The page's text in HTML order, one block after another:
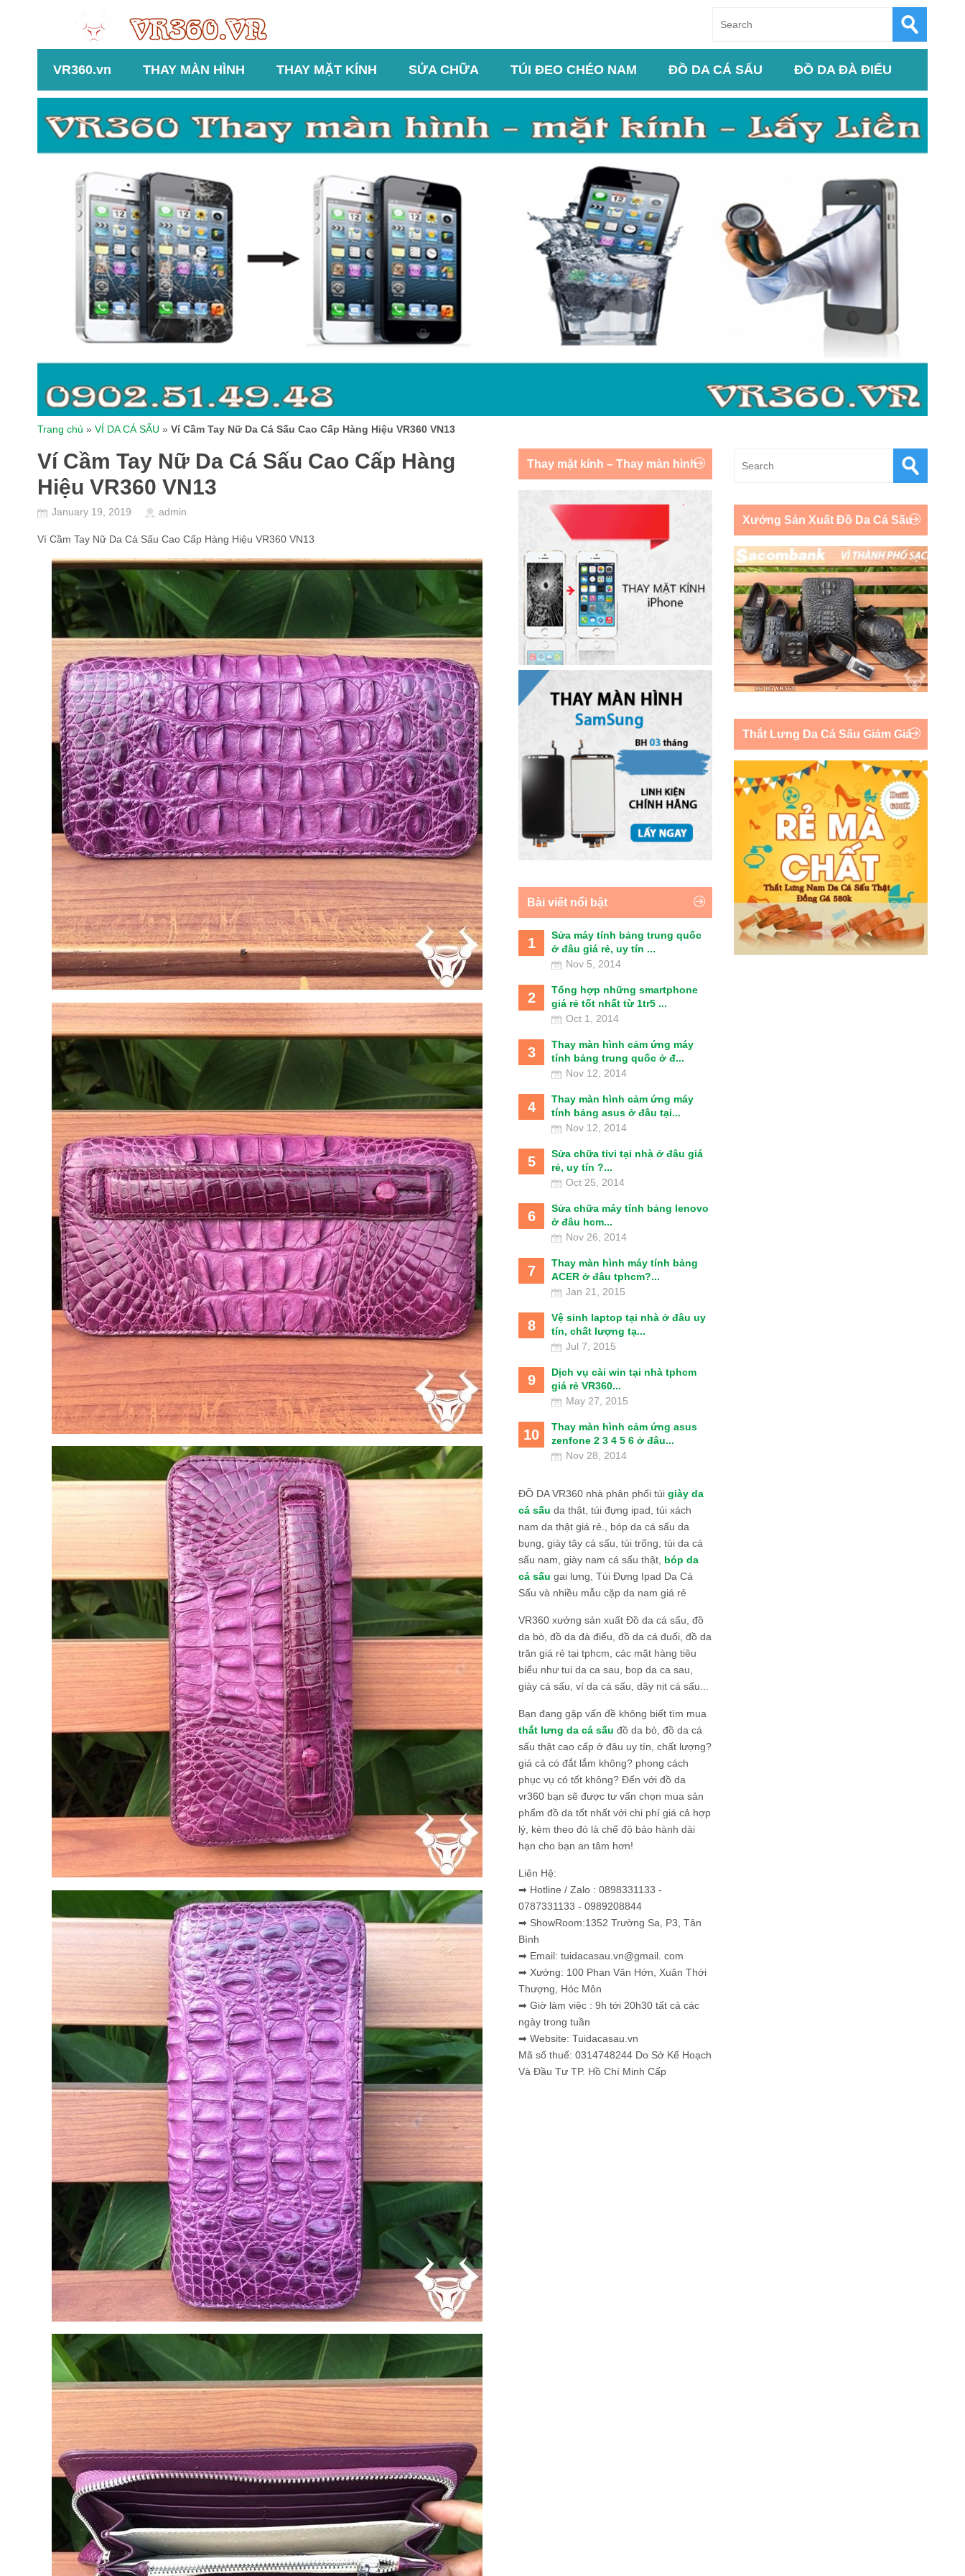
VR360.vn THAY MÀN HÌNH THAY MẶT KÍNH SỬA CHỮA TÚI ĐEO CHÉO NAM ĐỒ DA CÁ SẤU ĐỒ DA ĐÀ ĐIỂU
Trang chủ » VÍ DA CÁ SẤU » Ví Cầm Tay Nữ Da Cá Sấu Cao Cấp Hàng Hiệu VR360 VN13
Ví Cầm Tay Nữ Da Cá Sấu Cao Cấp Hàng
Hiệu VR360 VN13
January 19, 2019 admin
Ví Cầm Tay Nữ Da Cá Sấu Cao Cấp Hàng Hiệu VR360 VN13
Thay mặt kính – Thay màn hình
Bài viết nổi bật
1
Sửa máy tính bảng trung quốc
ở đâu giá rẻ, uy tín ...
Nov 5, 2014
2
Tổng hợp những smartphone
giá rẻ tốt nhất từ 1tr5 ...
Oct 1, 2014
3
Thay màn hình cảm ứng máy
tính bảng trung quốc ở đ...
Nov 12, 2014
4
Thay màn hình cảm ứng máy
tính bảng asus ở đâu tại...
Nov 12, 2014
5
Sửa chữa tivi tại nhà ở đâu giá
rẻ, uy tín ?...
Oct 25, 2014
6
Sửa chữa máy tính bảng lenovo
ở đâu hcm...
Nov 26, 2014
7
Thay màn hình máy tính bảng
ACER ở đâu tphcm?...
Jan 21, 2015
8
Vệ sinh laptop tại nhà ở đâu uy
tín, chất lượng tạ...
Jul 7, 2015
9
Dịch vụ cài win tại nhà tphcm
giá rẻ VR360...
May 27, 2015
10
Thay màn hình cảm ứng asus
zenfone 2 3 4 5 6 ở đâu...
Nov 28, 2014
ĐỒ DA VR360 nhà phân phối túi giày da
cá sấu da thật, túi đựng ipad, túi xách
nam da thật giá rẻ., bóp da cá sấu da
bụng, giày tây cá sấu, túi trống, túi da cá
sấu nam, giày nam cá sấu thật, bóp da
cá sấu gai lưng, Túi Đựng Ipad Da Cá
Sấu và nhiều mẫu cặp da nam giá rẻ
VR360 xưởng sản xuất Đồ da cá sấu, đồ
da bò, đồ da đà điểu, đồ da cá đuối, đồ da
trăn giá rẻ tại tphcm, các mặt hàng tiêu
biểu như tui da ca sau, bop da ca sau,
giày cá sấu, ví da cá sấu, dây nịt cá sấu...
Bạn đang gặp vấn đề không biết tìm mua
thắt lưng da cá sấu đồ da bò, đồ da cá
sấu thật cao cấp ở đâu uy tín, chất lượng?
giá cả có đắt lắm không? phong cách
phục vụ có tốt không? Đến với đồ da
vr360 bạn sẽ được tư vấn chọn mua sản
phẩm đồ da tốt nhất với chi phí giá cả hợp
lý, kèm theo đó là chế độ bảo hành dài
hạn cho bạn an tâm hơn!
Liên Hệ:
➡ Hotline / Zalo : 0898331133 -
0787331133 - 0989208844
➡ ShowRoom:1352 Trường Sa, P3, Tân
Bình
➡ Email: tuidacasau.vn@gmail. com
➡ Xưởng: 100 Phan Văn Hớn, Xuân Thới
Thượng, Hóc Môn
➡ Giờ làm việc : 9h tới 20h30 tất cả các
ngày trong tuần
➡ Website: Tuidacasau.vn
Mã số thuế: 0314748244 Do Sở Kế Hoạch
Và Đầu Tư TP. Hồ Chí Minh Cấp
Xưởng Sản Xuất Đồ Da Cá Sấu
Thắt Lưng Da Cá Sấu Giảm Giá